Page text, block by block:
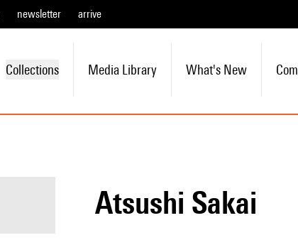
newsletter arrive
Collections Media Library What's New
Atsushi Sakai